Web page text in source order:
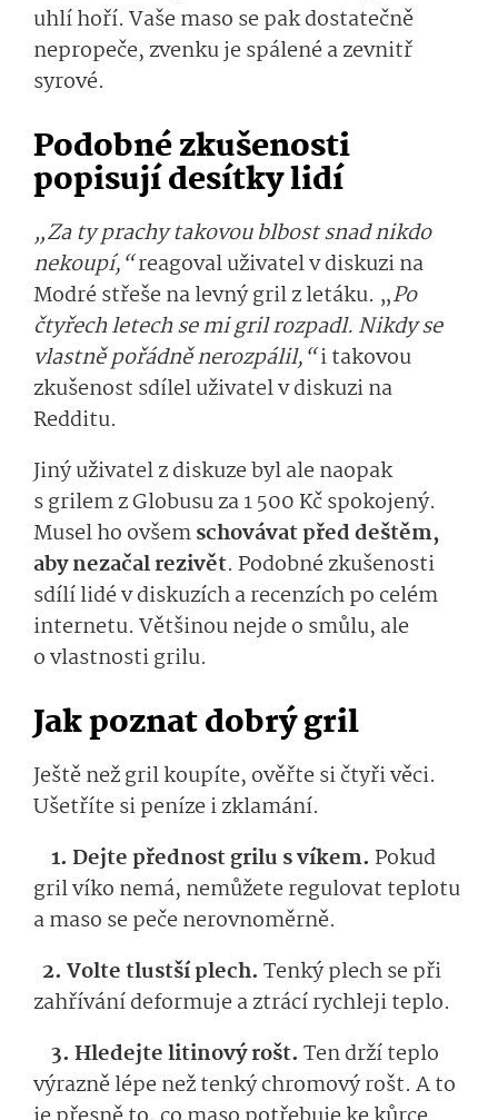
uhlí hoří. Vaše maso se pak dostatečně
nepropeče, zvenku je spálené a zevnitř
syrové.
Podobné zkušenosti
popisují desítky lidí
„Za ty prachy takovou blbost snad nikdo
nekoupí,“reagoval uživatel v diskuzi na
Modré střeše na levný gril z letáku. „Po
čtyřech letech se mi gril rozpadl. Nikdy se
vlastně pořádně nerozpálil,“i takovou
zkušenost sdílel uživatel v diskuzi na
Redditu.
Jiný uživatel z diskuze byl ale naopak
s grilem z Globusu za 1 500 Kč spokojený.
Musel ho ovšemschovávat před deštěm,
aby nezačal rezivět. Podobné zkušenosti
sdílí lidé v diskuzích a recenzích po celém
internetu. Většinou nejde o smůlu, ale
o vlastnosti grilu.
Jak poznat dobrý gril
Ještě než gril koupíte, ověřte si čtyři věci.
Ušetříte si peníze i zklamání.
1. Dejte přednost grilu s víkem. Pokud
gril víko nemá, nemůžete regulovat teplotu
a maso se peče nerovnoměrně.
2. Volte tlustší plech. Tenký plech se při
zahřívání deformuje a ztrácí rychleji teplo.
3. Hledejte litinový rošt. Ten drží teplo
výrazně lépe než tenký chromový rošt. A to